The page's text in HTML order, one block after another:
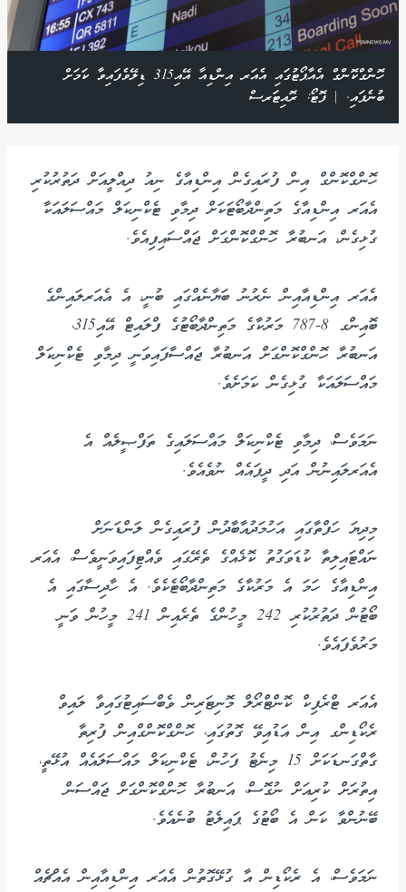
ހޮންގްކޮންގް އެއާޕޯޓުގައި އެއަރ އިންޑިއާ އޭއި315 ޑިލޭވެފައިވާ ކަމަށް
ބުނެފައި. | ފޮޓޯ: ރޮއިޓަރސް
ހޮންގްކޮންގް އިން ފުރައިގެން އިންޑިއާގެ ނިއު ދިއްލީއަށް ދަތުރުކުރި
އެއަރ އިންޑިއާގެ މަތިންދާބޯޓަކަށް ދިމާވި ޓެކްނިކަލް މައްސަލައަކާ
ގުޅިގެން، އަނބުރާ ހޮންގްކޮންގަށް ޖައްސައިފިއެވެ.
އެއަރ އިންޑިއާއިން ނެރުނު ބަޔާނެއްގައި ބުނީ، އެ އެއަރލައިންގެ
ބޮއިންގ 8-787 މަރުކާގެ މަތިންދާބޯޓުގެ ފްލައިޓް އޭއި315،
އަނބުރާ ހޮންގްކޮންގަށް އަނބުރާ ޖައްސާފައިވަނީ ދިމާވި ޓެކްނިކަލް
މައްސަލައަކާ ގުޅިގެން ކަމަށެވެ.
ނަމަވެސް، ދިމާވި ޓެކްނިކަލް މައްސަލައިގެ ތަފްޞީލެއް އެ
އެއަރލައިނުން އަދި ދީފައެއް ނުވެއެވެ.
މިދިޔަ ހަފްތާގައި އަހުމަދުއާބާދުން ފުރައިގެން ލަންޑަނަށް
ނައްޓައިލިތާ ކުޑަވަގުތު ކޮޅެއްގެ ތެރޭގައި ވެއްޓިފައިވަނީވެސް، އެއަރ
އިންޑިއާގެ ހަމަ އެ މަރުކާގެ މަތިންދާބޯޓެކެވެ. އެ ހާދިސާގައި އެ
ބޯޓުން ދަތުރުކުރި 242 މީހުންގެ ތެރެއިން 241 މީހުން ވަނީ
މަރުވެފައެވެ.
އެއަރ ޓްރެފިކް ކޮންޓްރޯލް މޮނިޓަރިން ވެބްސައިޓުގައިވާ ލައިވް
ރެކޯޑިންގ އިން އަޑުއިވޭ ގޮތުގައި، ހޮންގްކޮންގްއިން ފުރިތާ
ގާތްގަނޑަކަށް 15 މިނެޓު ފަހުން، ޓެކްނިކަލް މައްސަލައެއް އުޅޭތީ،
އިތުރަށް ކުރިއަށް ނުގޮސް، އަނބުރާ ހޮންގްކޮންގަށް ޖައްސަން
ބޭނުންވާ ކަން އެ ބޯޓުގެ ޕައިލެޓު ބުނެއެވެ.
ނަމަވެސް، އެ ރެކޯޑިން އާ ގުޅޭގޮތުން އެއަރ އިންޑިއާއިން އެއްޗެއް